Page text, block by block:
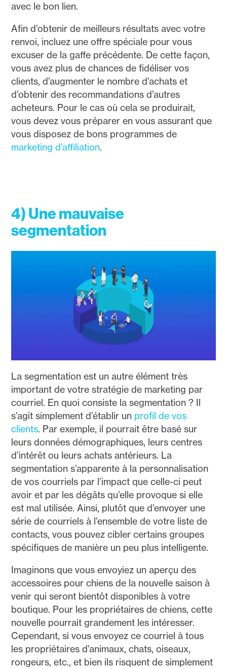
avec le bon lien.
Afin d’obtenir de meilleurs résultats avec votre
renvoi, incluez une offre spéciale pour vous
excuser de la gaffe précédente. De cette façon,
vous avez plus de chances de fidéliser vos
clients, d’augmenter le nombre d’achats et
d’obtenir des recommandations d’autres
acheteurs. Pour le cas où cela se produirait,
vous devez vous préparer en vous assurant que
vous disposez de bons programmes de
marketing d’affiliation.
4) Une mauvaise
segmentation
La segmentation est un autre élément très
important de votre stratégie de marketing par
courriel. En quoi consiste la segmentation ? Il
s’agit simplement d’établir un profil de vos
clients. Par exemple, il pourrait être basé sur
leurs données démographiques, leurs centres
d’intérêt ou leurs achats antérieurs. La
segmentation s’apparente à la personnalisation
de vos courriels par l’impact que celle-ci peut
avoir et par les dégâts qu’elle provoque si elle
est mal utilisée. Ainsi, plutôt que d’envoyer une
série de courriels à l’ensemble de votre liste de
contacts, vous pouvez cibler certains groupes
spécifiques de manière un peu plus intelligente.
Imaginons que vous envoyiez un aperçu des
accessoires pour chiens de la nouvelle saison à
venir qui seront bientôt disponibles à votre
boutique. Pour les propriétaires de chiens, cette
nouvelle pourrait grandement les intéresser.
Cependant, si vous envoyez ce courriel à tous
les propriétaires d’animaux, chats, oiseaux,
rongeurs, etc., et bien ils risquent de simplement